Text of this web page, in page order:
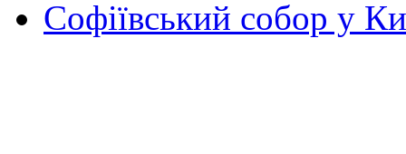
Софіївський собор у